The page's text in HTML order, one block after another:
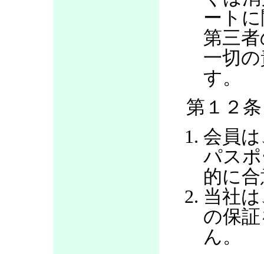
ート
第三
一切
す。
第１２
会員
パス
的に
当社
の保
ん。